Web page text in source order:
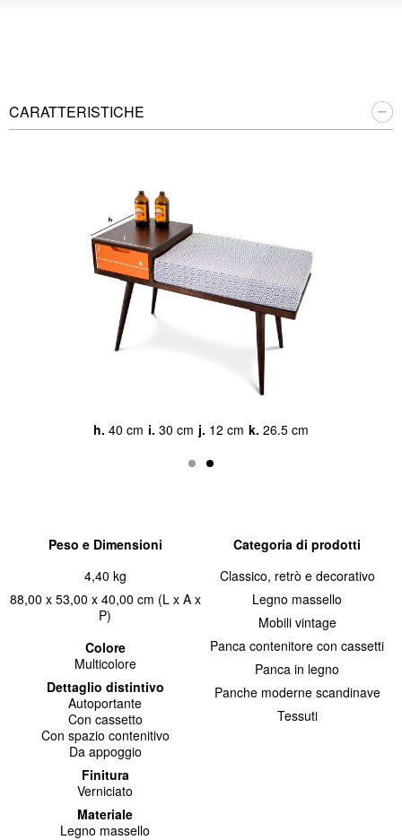
CARATTERISTICHE
h. 40 cm i. 30 cm j. 12 cm k. 26.5 cm
Peso e Dimensioni
4,40 kg
88,00 x 53,00 x 40,00 cm (L x A x
P)
Colore
Multicolore
Dettaglio distintivo
Autoportante
Con cassetto
Con spazio contenitivo
Da appoggio
Finitura
Verniciato
Materiale
Legno massello
Categoria di prodotti
Classico, retrò e decorativo
Legno massello
Mobili vintage
Panca contenitore con cassetti
Panca in legno
Panche moderne scandinave
Tessuti